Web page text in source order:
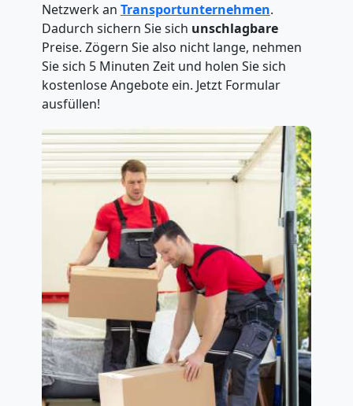
Netzwerk an Transportunternehmen.
Dadurch sichern Sie sich unschlagbare
Preise. Zögern Sie also nicht lange, nehmen
Sie sich 5 Minuten Zeit und holen Sie sich
kostenlose Angebote ein. Jetzt Formular
ausfüllen!